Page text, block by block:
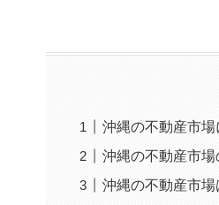
沖縄の不動産市場
沖縄の不動産市
沖縄の不動産市場